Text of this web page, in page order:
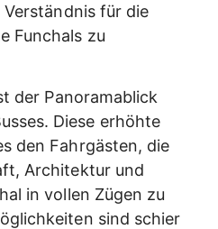
für die
Funchals zu
der Panoramablick
Diese erhöhte
den Fahrgästen, die
Architektur und
in vollen Zügen zu
sind schier